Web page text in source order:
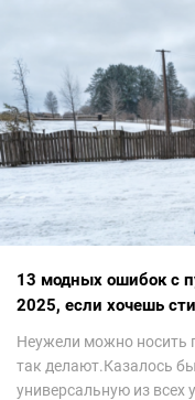
13 модных ошибок с
2025, если хочешь
Неужели можно носить
так делают.Казалось
универсальную из